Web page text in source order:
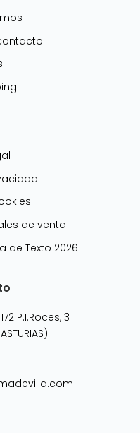
de venta
de Texto 2026
P.I.Roces, 3